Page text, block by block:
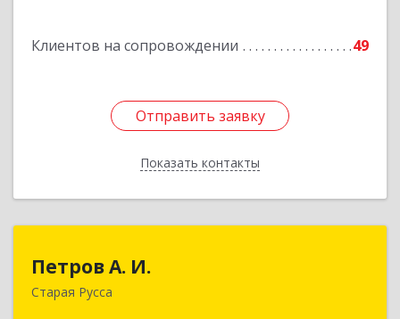
Клиентов на сопровождении 49
Отправить заявку
Показать контакты
Подробнее
Отправить заявку
Назад
Петров А. И.
Старая Русса